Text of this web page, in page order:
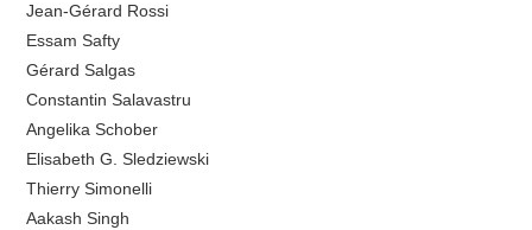
Jean-Gérard Rossi
Essam Safty
Gérard Salgas
Constantin Salavastru
Angelika Schober
Elisabeth G. Sledziewski
Thierry Simonelli
Aakash Singh